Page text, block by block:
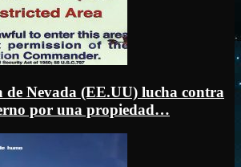
de Nevada (EE.UU) lucha contra
por una propiedad…